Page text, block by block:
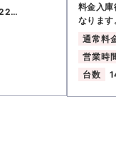
料金入
なります
通常料
営業時
台数